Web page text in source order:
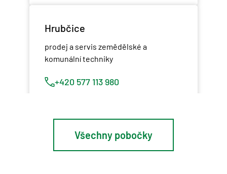
Hrubčice
prodej a servis zemědělské a
komunální techniky
+420 577 113 980
Všechny pobočky